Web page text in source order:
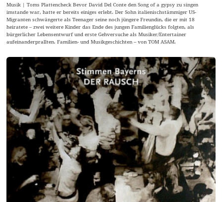
Musik | Toms Plattencheck Bevor David Del Conte den Song of a gypsy zu singen
imstande war, hatte er bereits einiges erlebt. Der Sohn italienischstämmiger US-
Migranten schwängerte als Teenager seine noch jüngere Freundin, die er mit 18
heiratete – zwei weitere Kinder das Ende des jungen Familienglücks folgten, als
bürgerlicher Lebensentwurf und erste Gehversuche als Musiker/Entertainer
aufeinanderprallten. Familien- und Musikgeschichten – von TOM ASAM.